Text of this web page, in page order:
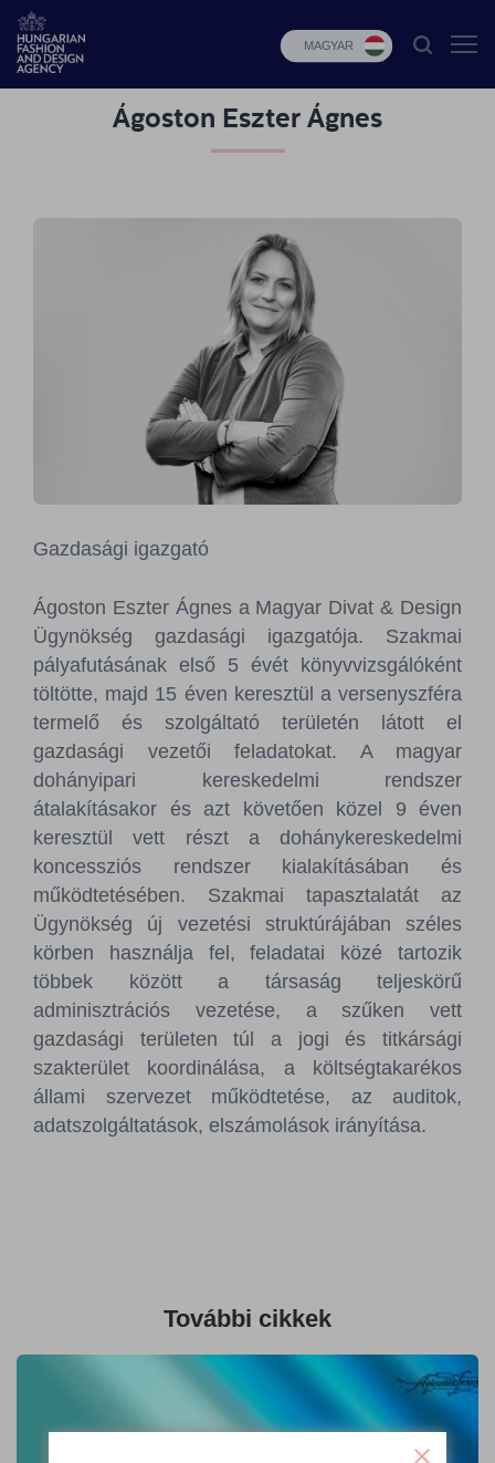
MAGYAR
Pályázatok
Sajtószoba
Kapcsolat
Ágoston Eszter Ágnes
Gazdasági igazgató
Ágoston Eszter Ágnes a Magyar Divat & Design
Ügynökség gazdasági igazgatója. Szakmai
pályafutásának első 5 évét könyvvizsgálóként
töltötte, majd 15 éven keresztül a versenyszféra
termelő és szolgáltató területén látott el
gazdasági vezetői feladatokat. A magyar
dohányipari kereskedelmi rendszer
átalakításakor és azt követően közel 9 éven
keresztül vett részt a dohánykereskedelmi
koncessziós rendszer kialakításában és
működtetésében. Szakmai tapasztalatát az
Ügynökség új vezetési struktúrájában széles
körben használja fel, feladatai közé tartozik
többek között a társaság teljeskörű
adminisztrációs vezetése, a szűken vett
gazdasági területen túl a jogi és titkársági
szakterület koordinálása, a költségtakarékos
állami szervezet működtetése, az auditok,
adatszolgáltatások, elszámolások irányítása.
További cikkek